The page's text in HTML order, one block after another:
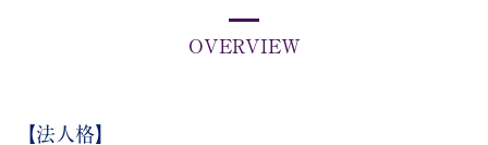
OVERVIEW
【法人格】